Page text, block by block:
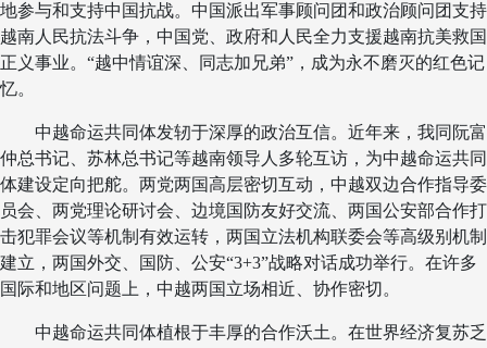
地参与和支持中国抗战。中国派出军事顾问团和政治顾问团支持
越南人民抗法斗争，中国党、政府和人民全力支援越南抗美救国
正义事业。“越中情谊深、同志加兄弟”，成为永不磨灭的红色记
忆。
中越命运共同体发轫于深厚的政治互信。近年来，我同阮富
仲总书记、苏林总书记等越南领导人多轮互访，为中越命运共同
体建设定向把舵。两党两国高层密切互动，中越双边合作指导委
员会、两党理论研讨会、边境国防友好交流、两国公安部合作打
击犯罪会议等机制有效运转，两国立法机构联委会等高级别机制
建立，两国外交、国防、公安“3+3”战略对话成功举行。在许多
国际和地区问题上，中越两国立场相近、协作密切。
中越命运共同体植根于丰厚的合作沃土。在世界经济复苏乏